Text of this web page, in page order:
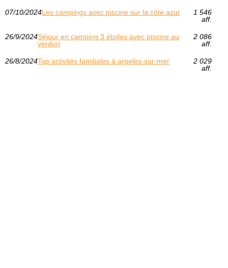
07/10/2024Les campings avec piscine sur la côte azur
1 546
aff.
26/9/2024Séjour en camping 3 étoiles avec piscine au
verdon
2 086
aff.
26/8/2024Top activités familiales à argelès-sur-mer
2 029
aff.